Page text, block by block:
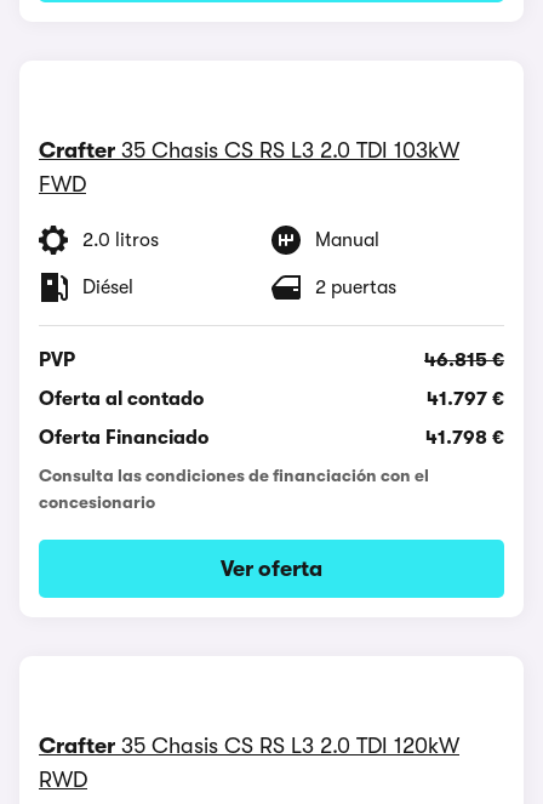
Crafter 35 Chasis CS RS L3 2.0 TDI 103kW
FWD
2.0 litros Manual
Diésel 2 puertas
PVP
46.815 €
Oferta al contado
41.797 €
Oferta Financiado
41.798 €
Consulta las condiciones de financiación con el
concesionario
Ver oferta
Crafter 35 Chasis CS RS L3 2.0 TDI 120kW
RWD